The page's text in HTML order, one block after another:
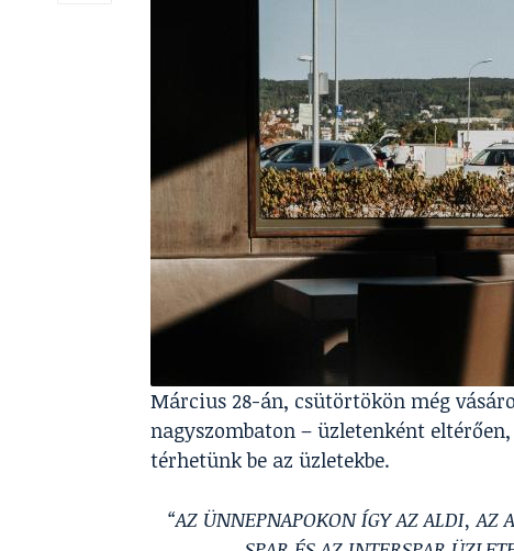
Március 28-án, csütörtökön még
nagyszombaton – üzletenként
térhetünk be az üzletekbe.
“AZ ÜNNEPNAPOKON ÍGY AZ ALDI, AZ